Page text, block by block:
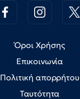
Όροι Χρήσης
Επικοινωνία
Πολιτική απορρήτου
Ταυτότητα